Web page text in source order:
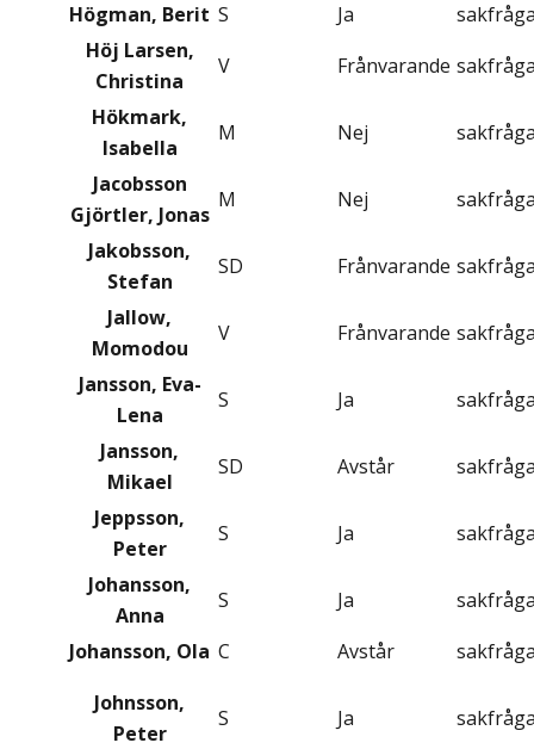
Högman, Berit S Ja
Höj Larsen,
Christina
V Frånvarande
Hökmark,
Isabella
M Nej
Jacobsson
Gjörtler, Jonas
M Nej
Jakobsson,
Stefan
SD Frånvarande
Jallow,
Momodou
V Frånvarande
Jansson, Eva-
Lena
S Ja
Jansson,
Mikael
SD Avstår
Jeppsson,
Peter
S Ja
Johansson,
Anna
S Ja
Johansson, Ola C Avstår
Johnsson,
Peter
S Ja